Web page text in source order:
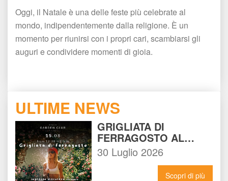
Oggi, il Natale è una delle feste più celebrate al
mondo, indipendentemente dalla religione. È un
momento per riunirsi con i propri cari, scambiarsi gli
auguri e condividere momenti di gioia.
ULTIME NEWS
GRIGLIATA DI
FERRAGOSTO AL
BEACH GARDEN CLUB
MILANO: LA FESTA DA
NON PERDERE DEL 15
30 Luglio 2026
Scopri di più